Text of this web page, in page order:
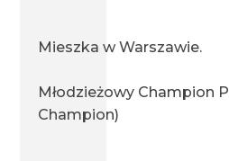
Mieszka w Warszawie.
Młodzieżowy Champion
Champion)